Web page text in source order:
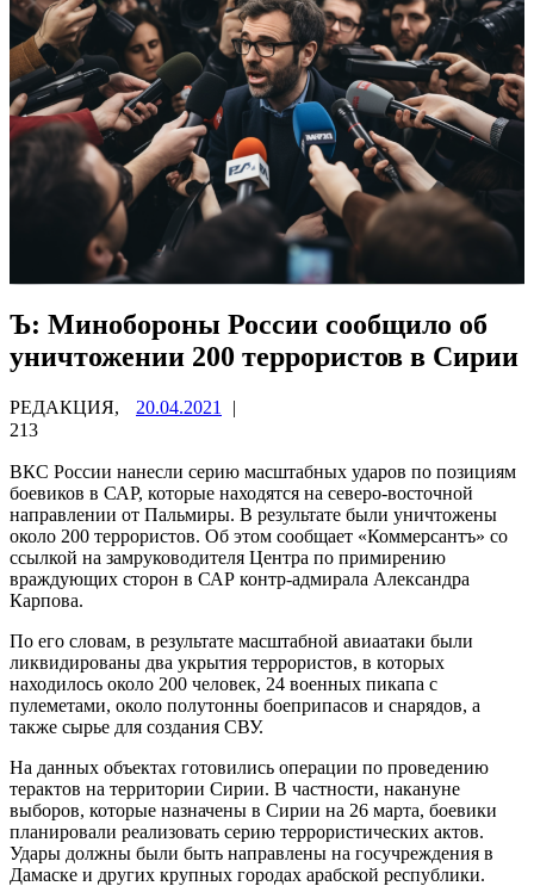
Ъ: Минобороны России сообщило об
уничтожении 200 террористов в Сирии
РЕДАКЦИЯ, 20.04.2021
|
213
ВКС России нанесли серию масштабных ударов по позициям
боевиков в САР, которые находятся на северо-восточной
направлении от Пальмиры. В результате были уничтожены
около 200 террористов. Об этом сообщает «Коммерсантъ» со
ссылкой на замруководителя Центра по примирению
враждующих сторон в САР контр-адмирала Александра
Карпова.
По его словам, в результате масштабной авиаатаки были
ликвидированы два укрытия террористов, в которых
находилось около 200 человек, 24 военных пикапа с
пулеметами, около полутонны боеприпасов и снарядов, а
также сырье для создания СВУ.
На данных объектах готовились операции по проведению
терактов на территории Сирии. В частности, накануне
выборов, которые назначены в Сирии на 26 марта, боевики
планировали реализовать серию террористических актов.
Удары должны были быть направлены на госучреждения в
Дамаске и других крупных городах арабской республики.